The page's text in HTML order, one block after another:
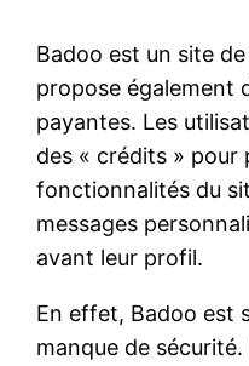
Badoo est un site
propose également
payantes. Les
des « crédits »
fonctionnalités du
messages
avant leur profil.
En effet, Badoo est
manque de